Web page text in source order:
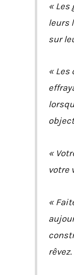
«
leurs
sur
« Les
«
votre
«
rêvez.